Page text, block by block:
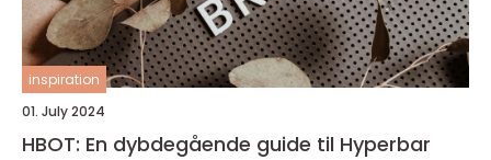
inspiration
01. July 2024
HBOT: En dybdegående guide til Hyperbar